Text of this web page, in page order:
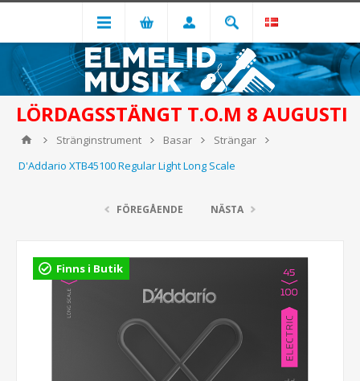
LÖRDAGSSTÄNGT T.O.M 8 AUGUSTI
Stränginstrument Basar
Strängar
D'Addario XTB45100 Regular Light Long Scale
FÖREGÅENDE NÄSTA
Finns i Butik